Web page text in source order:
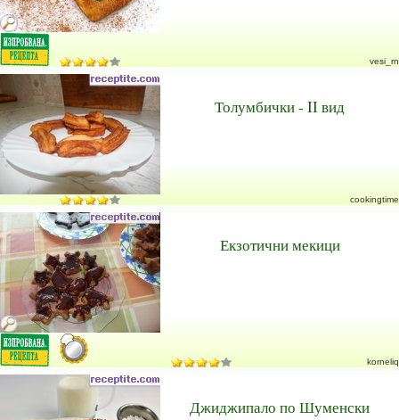
vesi_rn
Толумбички - II вид
cookingtime
Екзотични мекици
korneliq
Джиджипало по Шуменски